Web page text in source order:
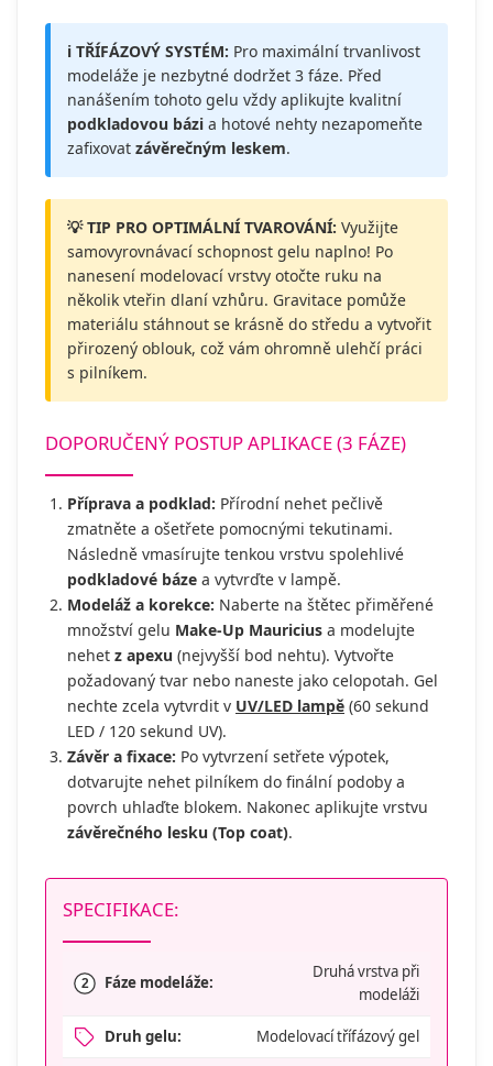
ℹ️ TŘÍFÁZOVÝ SYSTÉM: Pro maximální trvanlivost
modeláže je nezbytné dodržet 3 fáze. Před
nanášením tohoto gelu vždy aplikujte kvalitní
podkladovou bázi a hotové nehty nezapomeňte
zafixovat závěrečným leskem.
💡 TIP PRO OPTIMÁLNÍ TVAROVÁNÍ: Využijte
samovyrovnávací schopnost gelu naplno! Po
nanesení modelovací vrstvy otočte ruku na
několik vteřin dlaní vzhůru. Gravitace pomůže
materiálu stáhnout se krásně do středu a vytvořit
přirozený oblouk, což vám ohromně ulehčí práci
s pilníkem.
DOPORUČENÝ POSTUP APLIKACE (3 FÁZE)
Příprava a podklad: Přírodní nehet pečlivě
zmatněte a ošetřete pomocnými tekutinami.
Následně vmasírujte tenkou vrstvu spolehlivé
podkladové báze a vytvrďte v lampě.
Modeláž a korekce: Naberte na štětec přiměřené
množství gelu Make-Up Mauricius a modelujte
nehet z apexu (nejvyšší bod nehtu). Vytvořte
požadovaný tvar nebo naneste jako celopotah. Gel
nechte zcela vytvrdit v UV/LED lampě (60 sekund
LED / 120 sekund UV).
Závěr a fixace: Po vytvrzení setřete výpotek,
dotvarujte nehet pilníkem do finální podoby a
povrch uhlaďte blokem. Nakonec aplikujte vrstvu
závěrečného lesku (Top coat).
SPECIFIKACE:
2 Fáze modeláže:
Druhá vrstva při
modeláži
Druh gelu: Modelovací třífázový gel